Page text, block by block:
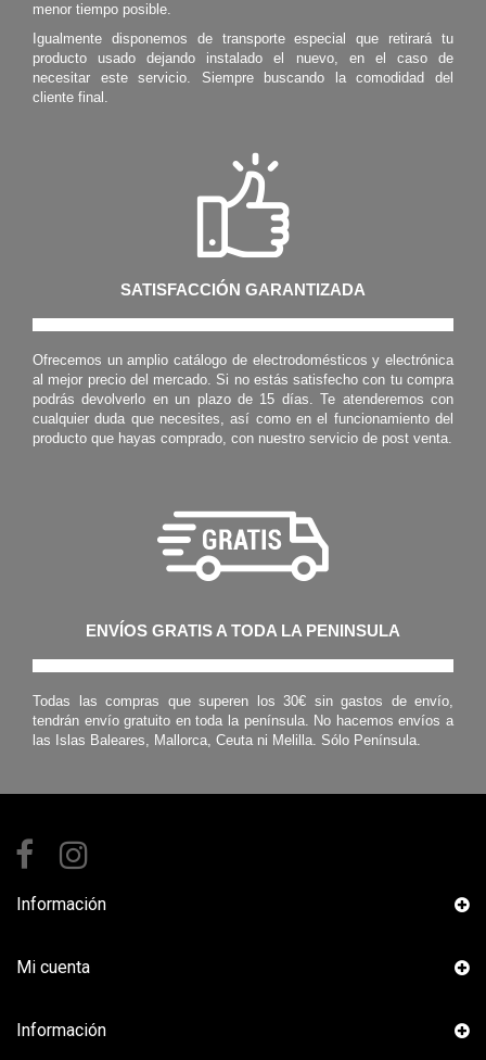
menor tiempo posible.
Igualmente disponemos de transporte especial que retirará tu
producto usado dejando instalado el nuevo, en el caso de
necesitar este servicio. Siempre buscando la comodidad del
cliente final.
SATISFACCIÓN GARANTIZADA
Ofrecemos un amplio catálogo de electrodomésticos y electrónica
al mejor precio del mercado. Si no estás satisfecho con tu compra
podrás devolverlo en un plazo de 15 días. Te atenderemos con
cualquier duda que necesites, así como en el funcionamiento del
producto que hayas comprado, con nuestro servicio de post venta.
ENVÍOS GRATIS A TODA LA PENINSULA
Todas las compras que superen los 30€ sin gastos de envío,
tendrán envío gratuito en toda la península. No hacemos envíos a
las Islas Baleares, Mallorca, Ceuta ni Melilla. Sólo Península.
Información
Mi cuenta
Información